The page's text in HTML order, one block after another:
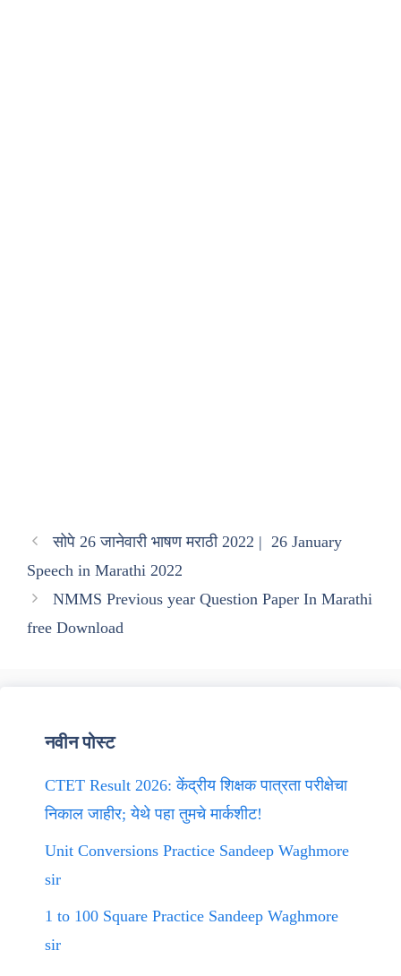
सोपे 26 जानेवारी भाषण मराठी 2022 | 26 January
Speech in Marathi 2022
NMMS Previous year Question Paper In Marathi
free Download
नवीन पोस्ट
CTET Result 2026: केंद्रीय शिक्षक पात्रता परीक्षेचा
निकाल जाहीर; येथे पहा तुमचे मार्कशीट!
Unit Conversions Practice Sandeep Waghmore
sir
1 to 100 Square Practice Sandeep Waghmore
sir